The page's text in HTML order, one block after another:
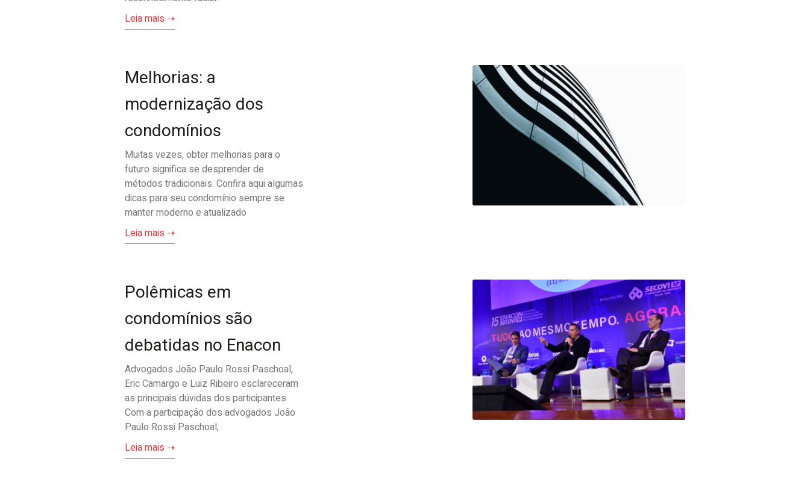
Leia mais ➝
Melhorias: a
modernização dos
condomínios
Muitas vezes, obter melhorias para o
futuro significa se desprender de
métodos tradicionais. Confira aqui algumas
dicas para seu condomínio sempre se
manter moderno e atualizado
Leia mais ➝
Polêmicas em
condomínios são
debatidas no Enacon
Advogados João Paulo Rossi Paschoal,
Eric Camargo e Luiz Ribeiro esclareceram
as principais dúvidas dos participantes
Com a participação dos advogados João
Paulo Rossi Paschoal,
Leia mais ➝